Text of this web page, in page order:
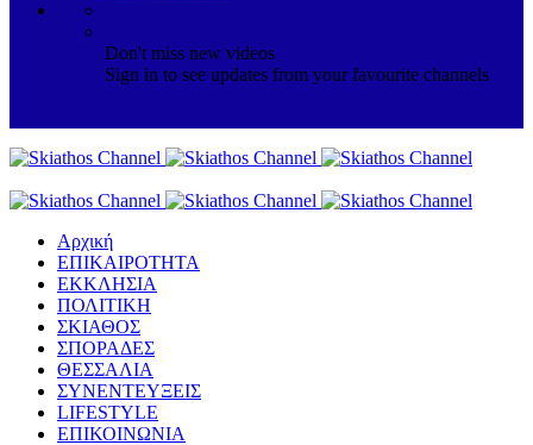
Don't miss new videos
Sign in to see updates from your favourite channels
Αρχική
ΕΠΙΚΑΙΡΟΤΗΤΑ
ΕΚΚΛΗΣΙΑ
ΠΟΛΙΤΙΚΗ
ΣΚΙΑΘΟΣ
ΣΠΟΡΑΔΕΣ
ΘΕΣΣΑΛΙΑ
ΣΥΝΕΝΤΕΥΞΕΙΣ
LIFESTYLE
ΕΠΙΚΟΙΝΩΝΙΑ